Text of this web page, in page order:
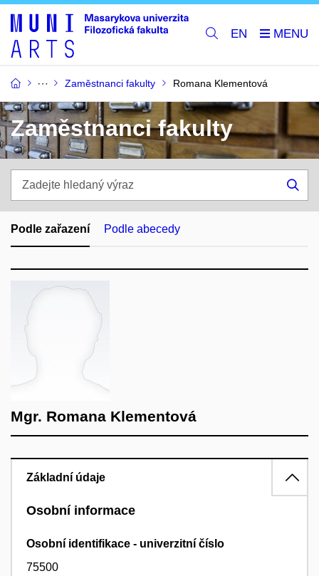
EN
Zaměstnanci fakulty Romana Klementová
Zaměstnanci fakulty
hledaný
výraz
Podle zařazení Podle abecedy
Mgr. Romana Klementová
Základní údaje
Osobní informace
Osobní identifikace - univerzitní číslo
75500